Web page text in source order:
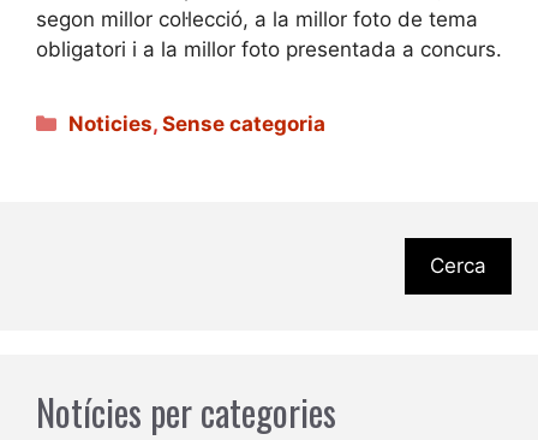
segon millor col·lecció, a la millor foto de tema
obligatori i a la millor foto presentada a concurs.
Categories
Noticies,Sense categoria
Cerca
Notícies per categories